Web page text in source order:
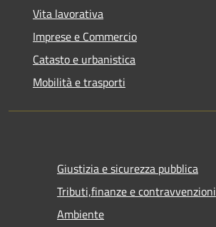
Vita lavorativa
Imprese e Commercio
Catasto e urbanistica
Mobilità e trasporti
Giustizia e sicurezza pubblica
Tributi,finanze e contravvenzioni
Ambiente